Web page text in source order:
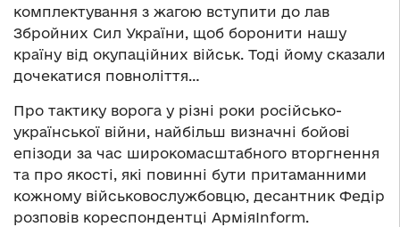
комплектування з жагою вступити до лав
Збройних Сил України, щоб боронити нашу
країну від окупаційних військ. Тоді йому сказали
дочекатися повноліття…
Про тактику ворога у різні роки російсько-
української війни, найбільш визначні бойові
епізоди за час широкомасштабного вторгнення
та про якості, які повинні бути притаманними
кожному військовослужбовцю, десантник Федір
розповів кореспондентці АрміяInform.